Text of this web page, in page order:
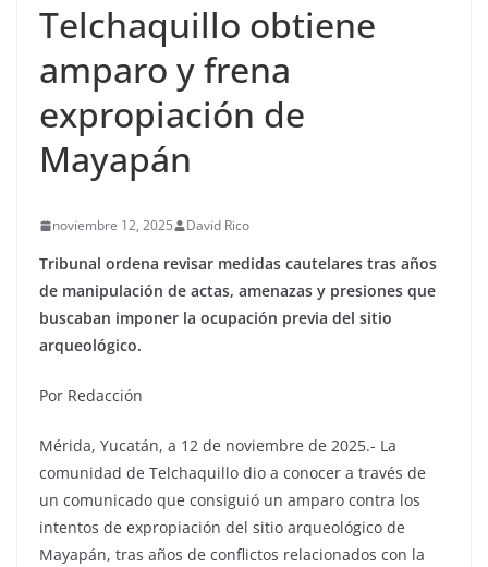
Telchaquillo obtiene
amparo y frena
expropiación de
Mayapán
noviembre 12, 2025 David Rico
Tribunal ordena revisar medidas cautelares tras años
de manipulación de actas, amenazas y presiones que
buscaban imponer la ocupación previa del sitio
arqueológico.
Por Redacción
Mérida, Yucatán, a 12 de noviembre de 2025.- La
comunidad de Telchaquillo dio a conocer a través de
un comunicado que consiguió un amparo contra los
intentos de expropiación del sitio arqueológico de
Mayapán, tras años de conflictos relacionados con la